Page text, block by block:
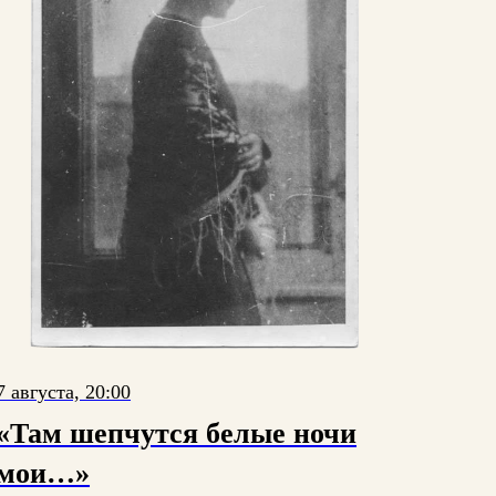
августа, 20:00
шепчутся белые ночи